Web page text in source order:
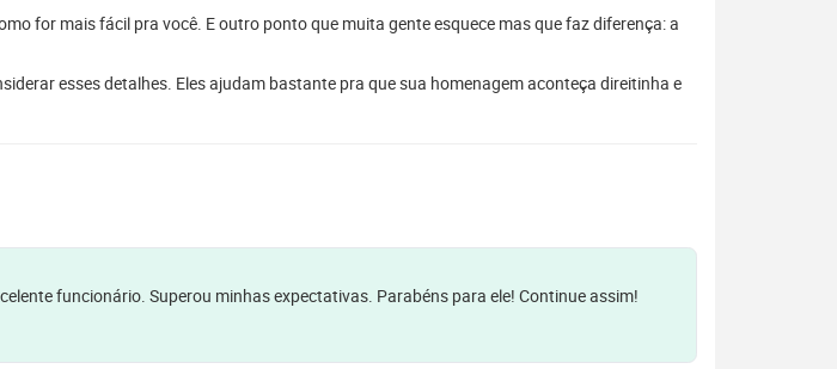
for mais fácil pra você. E outro ponto que muita gente esquece mas que faz diferença: a
esses detalhes. Eles ajudam bastante pra que sua homenagem aconteça direitinha e
funcionário. Superou minhas expectativas. Parabéns para ele! Continue assim!